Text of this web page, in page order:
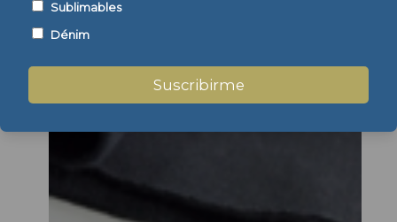
Sublimables
Dénim
Suscribirme